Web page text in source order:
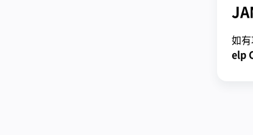
如
elp